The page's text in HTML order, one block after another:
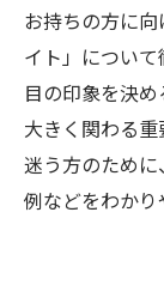
お持ちの方に
イト」につい
目の印象を決
大きく関わる
迷う方のため
例などをわかり